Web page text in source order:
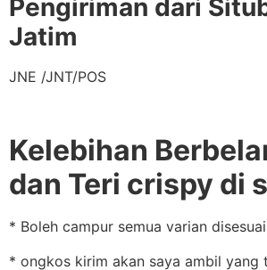
Pengiriman dari
Jatim
JNE /JNT/POS
Kelebihan
dan Teri crispy di
* Boleh campur semua varian
* ongkos kirim akan saya ambil yang